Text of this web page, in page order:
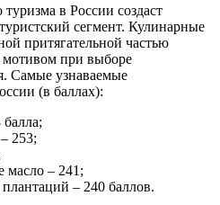
в России создаст
сегмент. Кулинарные
притягательной частью
при выборе
Самые узнаваемые
(в баллах):
253;
масло – 241;
– 240 баллов.